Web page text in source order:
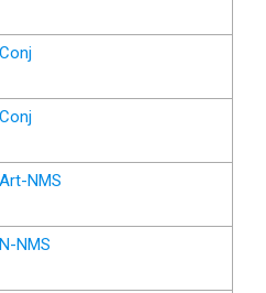
Conj
Conj
Art-NMS
N-NMS